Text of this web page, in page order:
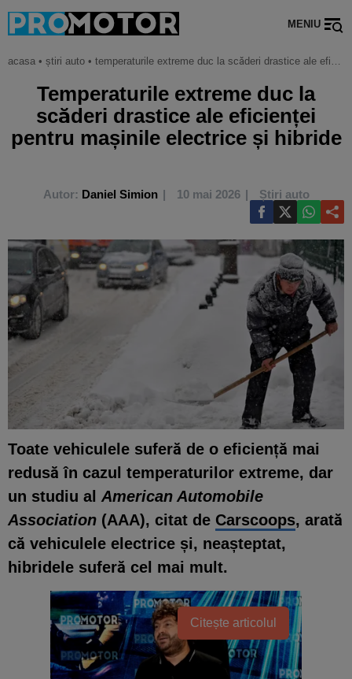
MENIU
acasa • știri auto • temperaturile extreme duc la scăderi drastice ale eficienței pentru mașinile electrice și hibride
Temperaturile extreme duc la
scăderi drastice ale eficienței
pentru mașinile electrice și hibride
Autor: Daniel Simion 10 mai 2026 Știri auto
Toate vehiculele suferă de o eficiență mai
redusă în cazul temperaturilor extreme, dar
un studiu al American Automobile
Association (AAA), citat de Carscoops, arată
că vehiculele electrice și, neașteptat,
hibridele suferă cel mai mult.
Citește articolul